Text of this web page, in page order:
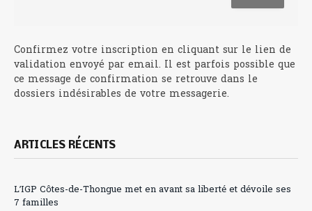
Confirmez votre inscription en cliquant sur le lien de
validation envoyé par email. Il est parfois possible que
ce message de confirmation se retrouve dans le
dossiers indésirables de votre messagerie.
ARTICLES RÉCENTS
L’IGP Côtes-de-Thongue met en avant sa liberté et dévoile ses
7 familles